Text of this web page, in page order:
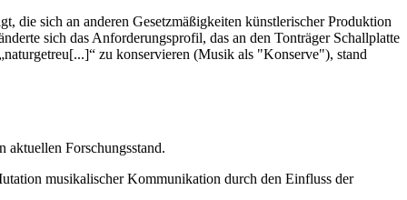
die sich an anderen Gesetzmäßigkeiten künstlerischer Produktion
sich das Anforderungsprofil, das an den Tonträger Schallplatte
zu konservieren (Musik als "Konserve"), stand
Forschungsstand.
musikalischer Kommunikation durch den Einfluss der